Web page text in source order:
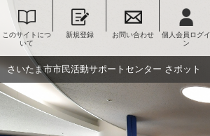
このサイトにつ
いて
新規登録 お問い合わせ
個人会員ログイ
ン
さいたま市市民活動サポートセンター さポット